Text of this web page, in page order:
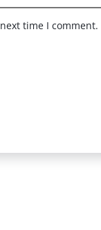
time I comment.